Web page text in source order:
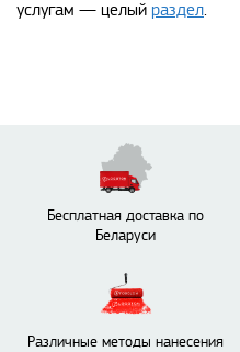
услугам — целый раздел.
Бесплатная доставка по
Беларуси
Различные методы нанесения